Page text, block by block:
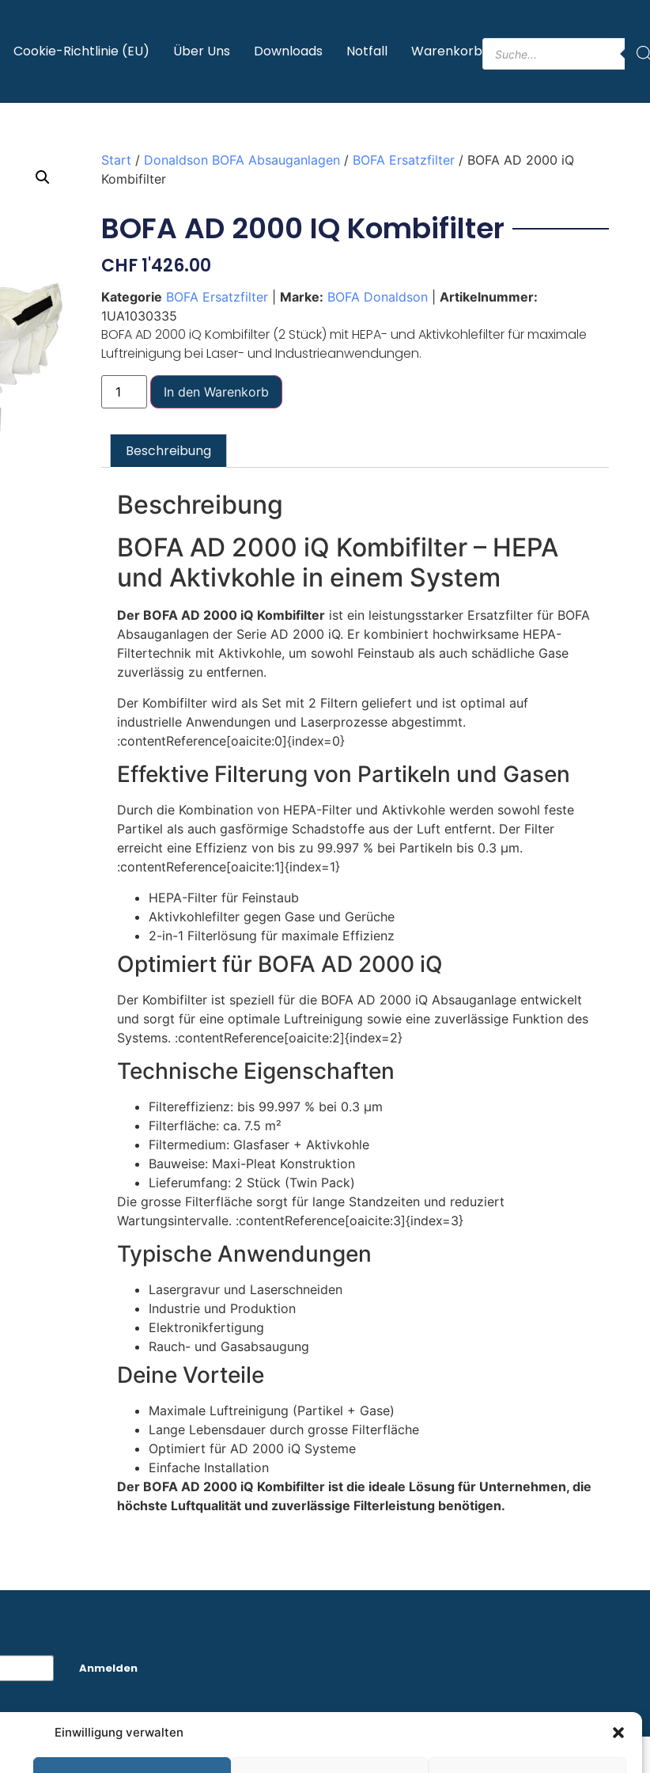
Einwilligung verwalten
Cookie-Richtlinie (EU) Über Uns Downloads Notfall Warenkorb
Start / Donaldson BOFA Absauganlagen / BOFA Ersatzfilter / BOFA AD 2000 iQ
Kombifilter
BOFA AD 2000 IQ Kombifilter
CHF1'426.00
Kategorie BOFA Ersatzfilter Marke: BOFA Donaldson
Artikelnummer:
1UA1030335
BOFA AD 2000 iQ Kombifilter (2 Stück) mit HEPA- und Aktivkohlefilter für maximale
Luftreinigung bei Laser- und Industrieanwendungen.
In den Warenkorb
Beschreibung
Beschreibung
BOFA AD 2000 iQ Kombifilter – HEPA
und Aktivkohle in einem System
Der BOFA AD 2000 iQ Kombifilter ist ein leistungsstarker Ersatzfilter für BOFA
Absauganlagen der Serie AD 2000 iQ. Er kombiniert hochwirksame HEPA-
Filtertechnik mit Aktivkohle, um sowohl Feinstaub als auch schädliche Gase
zuverlässig zu entfernen.
Der Kombifilter wird als Set mit 2 Filtern geliefert und ist optimal auf
industrielle Anwendungen und Laserprozesse abgestimmt.
:contentReference[oaicite:0]{index=0}
Effektive Filterung von Partikeln und Gasen
Durch die Kombination von HEPA-Filter und Aktivkohle werden sowohl feste
Partikel als auch gasförmige Schadstoffe aus der Luft entfernt. Der Filter
erreicht eine Effizienz von bis zu 99.997 % bei Partikeln bis 0.3 µm.
:contentReference[oaicite:1]{index=1}
HEPA-Filter für Feinstaub
Aktivkohlefilter gegen Gase und Gerüche
2-in-1 Filterlösung für maximale Effizienz
Optimiert für BOFA AD 2000 iQ
Der Kombifilter ist speziell für die BOFA AD 2000 iQ Absauganlage entwickelt
und sorgt für eine optimale Luftreinigung sowie eine zuverlässige Funktion des
Systems. :contentReference[oaicite:2]{index=2}
Technische Eigenschaften
Filtereffizienz: bis 99.997 % bei 0.3 µm
Filterfläche: ca. 7.5 m²
Filtermedium: Glasfaser + Aktivkohle
Bauweise: Maxi-Pleat Konstruktion
Lieferumfang: 2 Stück (Twin Pack)
Die grosse Filterfläche sorgt für lange Standzeiten und reduziert
Wartungsintervalle. :contentReference[oaicite:3]{index=3}
Typische Anwendungen
Lasergravur und Laserschneiden
Industrie und Produktion
Elektronikfertigung
Rauch- und Gasabsaugung
Deine Vorteile
Maximale Luftreinigung (Partikel + Gase)
Lange Lebensdauer durch grosse Filterfläche
Optimiert für AD 2000 iQ Systeme
Einfache Installation
Der BOFA AD 2000 iQ Kombifilter ist die ideale Lösung für Unternehmen, die
höchste Luftqualität und zuverlässige Filterleistung benötigen.
Anmelden